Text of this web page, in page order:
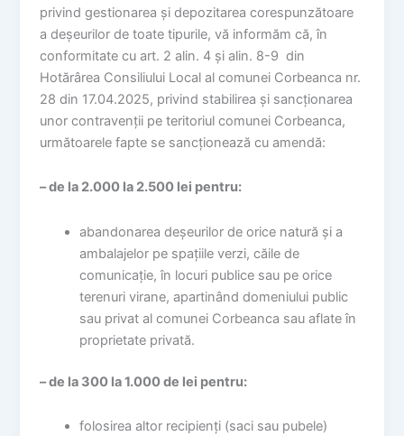
privind gestionarea și depozitarea corespunzătoare
a deșeurilor de toate tipurile, vă informăm că, în
conformitate cu art. 2 alin. 4 și alin. 8-9 din
Hotărârea Consiliului Local al comunei Corbeanca nr.
28 din 17.04.2025, privind stabilirea și sancționarea
unor contravenții pe teritoriul comunei Corbeanca,
următoarele fapte se sancționează cu amendă:
– de la 2.000 la 2.500 lei pentru:
abandonarea deșeurilor de orice natură și a
ambalajelor pe spațiile verzi, căile de
comunicație, în locuri publice sau pe orice
terenuri virane, apartinând domeniului public
sau privat al comunei Corbeanca sau aflate în
proprietate privată.
– de la 300 la 1.000 de lei pentru:
folosirea altor recipienți (saci sau pubele)